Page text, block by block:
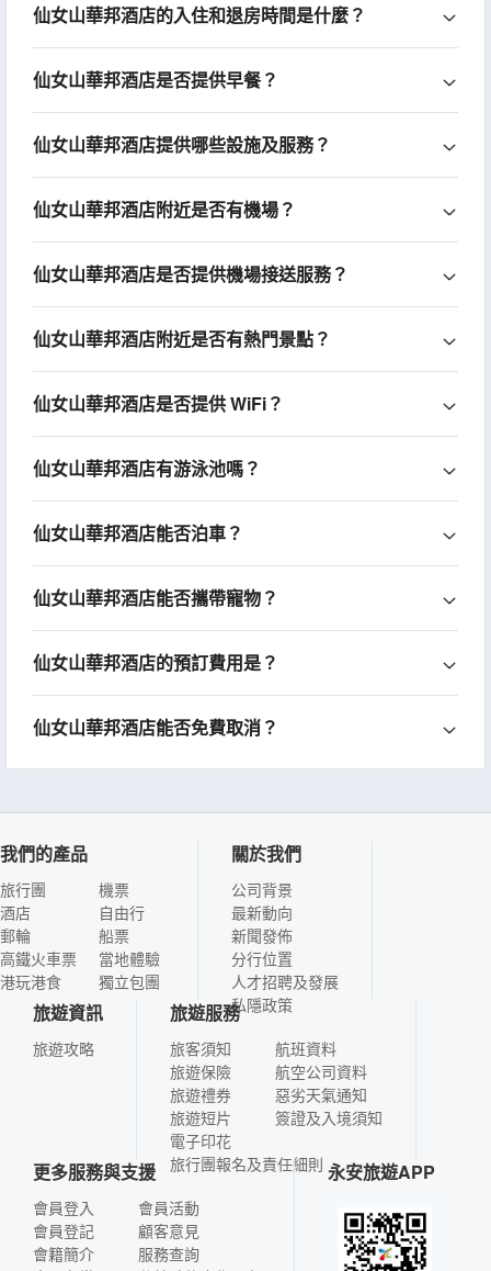
仙女山華邦酒店的入住和退房時間是什麼？
仙女山華邦酒店是否提供早餐？
仙女山華邦酒店提供哪些設施及服務？
仙女山華邦酒店附近是否有機場？
仙女山華邦酒店是否提供機場接送服務？
仙女山華邦酒店附近是否有熱門景點？
仙女山華邦酒店是否提供 WiFi？
仙女山華邦酒店有游泳池嗎？
仙女山華邦酒店能否泊車？
仙女山華邦酒店能否攜帶寵物？
仙女山華邦酒店的預訂費用是？
仙女山華邦酒店能否免費取消？
我們的產品
旅行團
酒店
郵輪
高鐵火車票
港玩港食
機票
自由行
船票
當地體驗
獨立包團
關於我們
公司背景
最新動向
新聞發佈
分行位置
人才招聘及發展
私隱政策
旅遊資訊
旅遊攻略
旅遊服務
旅客須知
旅遊保險
旅遊禮券
旅遊短片
電子印花
航班資料
航空公司資料
惡劣天氣通知
簽證及入境須知
旅行團報名及責任細則
更多服務與支援
會員登入
會員登記
會籍簡介
會員活動
顧客意見
服務查詢
永安旅遊APP